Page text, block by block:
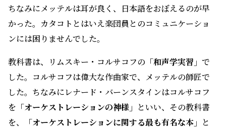
ちなみにメッテルは耳が良く、日本語をおぼえるのが早
かった。カタコトとはいえ楽団員とのコミュニケーショ
ンには困りませんでした。
教科書は、リムスキー・コルサコフの 「和声学実習」 で
した。コルサコフは偉大な作曲家で、メッテルの師匠で
した。ちなみにレナード・バーンスタインはコルサコフ
を 「オーケストレーションの神様」 といい、その教科書
を、
「オーケストレーションに関する最も有名な本」 と